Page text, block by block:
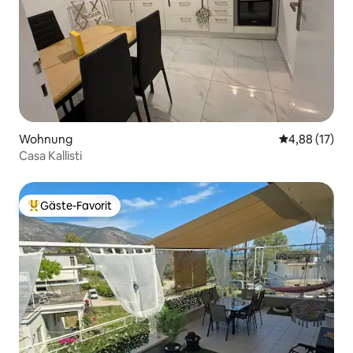
Wohnung
4,88 (17)
Casa Kallisti
Beliebter Gäste-Favorit.
Gäste-Favorit